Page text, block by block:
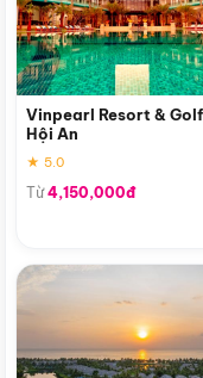
Vinpearl Resort &
Hội An
★ 5.0
Từ4,150,000đ